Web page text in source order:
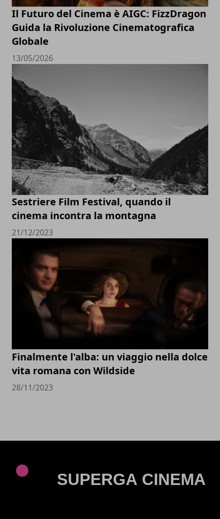
Il Futuro del Cinema è AIGC: FizzDragon
Guida la Rivoluzione Cinematografica
Globale
13/05/2026
Sestriere Film Festival, quando il
cinema incontra la montagna
21/12/2023
Finalmente l'alba: un viaggio nella dolce
vita romana con Wildside
28/11/2023